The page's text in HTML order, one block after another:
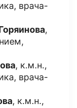
врача-
,
, к.м.н.,
врача-
, к.м.н.,